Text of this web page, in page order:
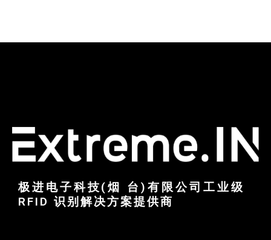
极进电子科技(烟 台)有限公司工业级
RFID 识别解决方案提供商